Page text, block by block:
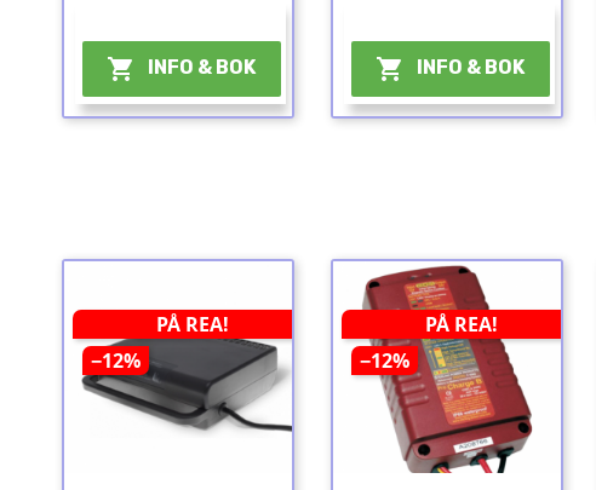
 INFO & BOK  INFO & BOK
PÅ REA!
−12%
PÅ REA!
−12%